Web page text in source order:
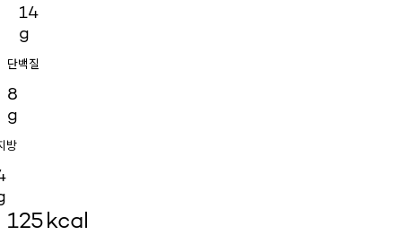
14
g
단백질
8
g
방
125kcal